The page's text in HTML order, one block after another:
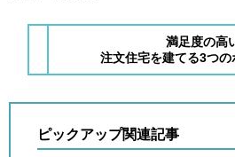
満足度の高
注文住宅を建てる3つ
ピックアップ関連記事